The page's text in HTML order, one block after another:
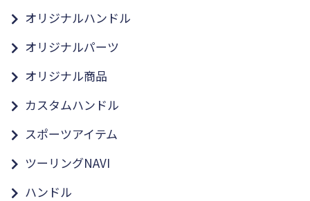
オリジナルハンドル
オリジナルパーツ
オリジナル商品
カスタムハンドル
スポーツアイテム
ツーリングNAVI
ハンドル